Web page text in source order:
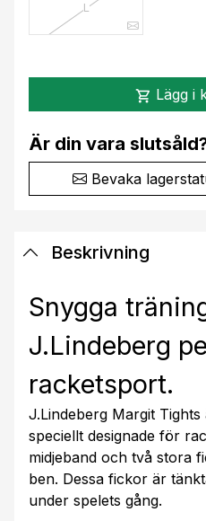
L
shopping_cart Lägg i
Är din vara
Bevaka
Beskrivning
Snygga
J.Lindeberg
racketsport.
J.Lindeberg Margit
speciellt designade för
midjeband och två stora
ben. Dessa fickor är
under spelets gång.